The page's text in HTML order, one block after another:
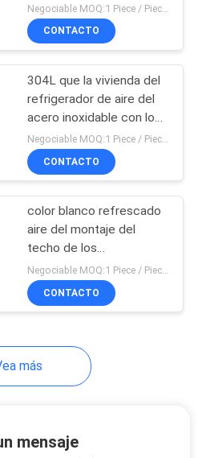
380/400 VAC que actúa
Voltag para la ingeniería
de la conservación en
CONTACTO
304L que la vivienda del
refrigerador de aire del
acero inoxidable con los
SS enreda la cubierta, las
cuchillas no son acero
inoxidable
Negociable MOQ:1 Piece / Pieces
CONTACTO
color blanco refrescado
aire del montaje del
techo de los
evaporadores del sitio
fresco de la
conservación en cámara
Negociable MOQ:1 Piece / Pieces
CONTACTO
más
mensaje